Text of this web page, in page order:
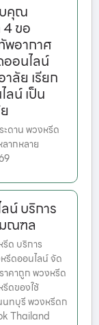
คุณ
ขอ
อากาศ
ออนไลน์
ลัย เรียก
ลน์ เป็น
ดาน พวงหรีด
ากหลาย
น์ บริการ
มณฑล
ด บริการ
รีดออนไลน์ จัด
าคาถูก พวงหรีด
ดของใช้
นทบุรี พวงหรีดก
Thailand